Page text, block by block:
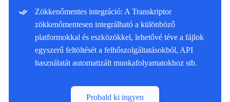
Zökkenőmentes integráció: A Transkriptor
zökkenőmentesen integrálható a különböző
platformokkal és eszközökkel, lehetővé téve a fájlok
egyszerű feltöltését a felhőszolgáltatásokból, API
használatát automatizált munkafolyamatokhoz stb.
Probald ki ingyen